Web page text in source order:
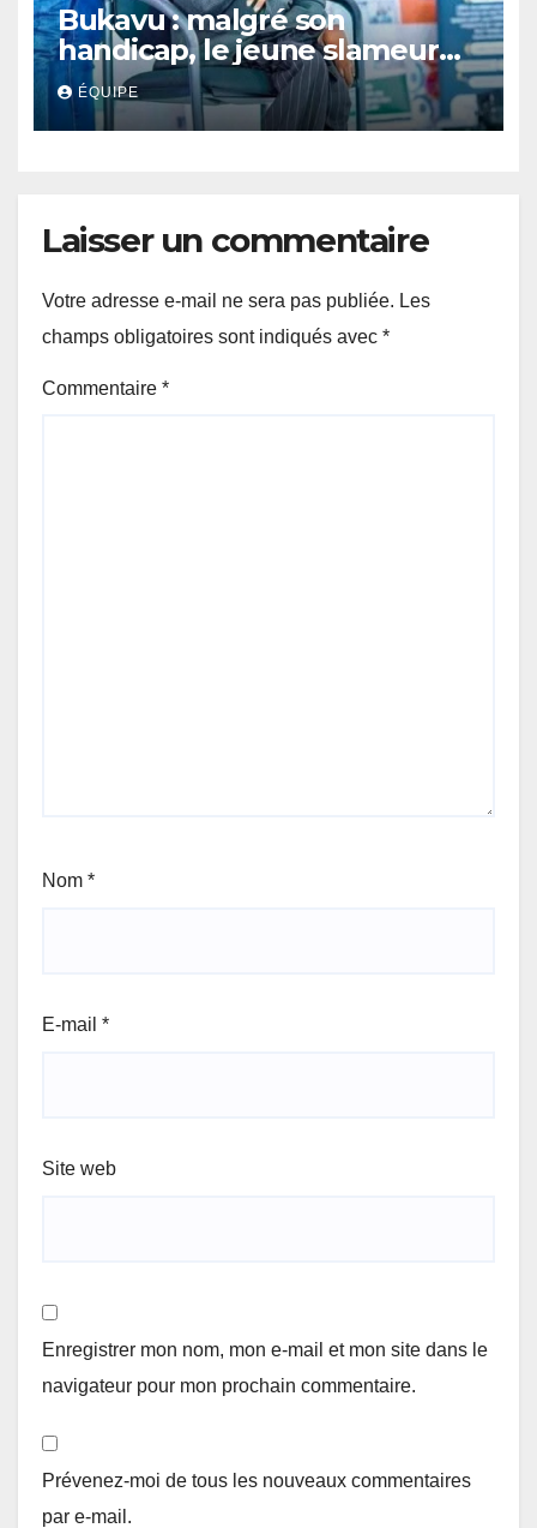
Bukavu : malgré son
handicap, le jeune slameur
Akonkwa Kenyata Bernard
lance un appel à la solidarité
pour poursuivre ses études
ÉQUIPE
Laisser un commentaire
Votre adresse e-mail ne sera pas publiée. Les
champs obligatoires sont indiqués avec *
Commentaire *
Nom *
E-mail *
Site web
Enregistrer mon nom, mon e-mail et mon site dans le
navigateur pour mon prochain commentaire.
Prévenez-moi de tous les nouveaux commentaires
par e-mail.